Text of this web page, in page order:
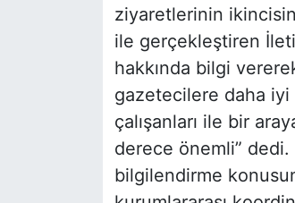
ziyaretlerinin
ile gerçekleştiren
hakkında bilgi
gazetecilere daha iyi
çalışanları ile bir
derece önemli” dedi.
bilgilendirme